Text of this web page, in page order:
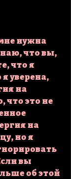
нужна
что вы,
что я
уверена,
на
что это не
на
но я
вы
об этой